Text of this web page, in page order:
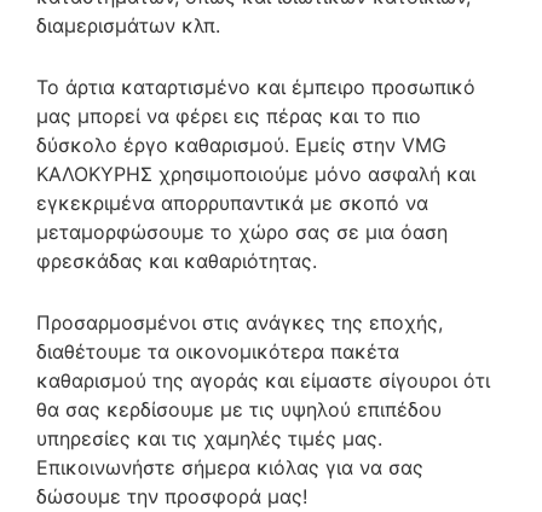
διαμερισμάτων κλπ.​
Το άρτια καταρτισμένο και έμπειρο προσωπικό
μας μπορεί να φέρει εις πέρας και το πιο
δύσκολο έργο καθαρισμού. Εμείς στην VMG
ΚΑΛΟΚΥΡΗΣ χρησιμοποιούμε μόνο ασφαλή και
εγκεκριμένα απορρυπαντικά με σκοπό να
μεταμορφώσουμε το χώρο σας σε μια όαση
φρεσκάδας και καθαριότητας.
Προσαρμοσμένοι στις ανάγκες της εποχής,
διαθέτουμε τα οικονομικότερα πακέτα
καθαρισμού της αγοράς και είμαστε σίγουροι ότι
θα σας κερδίσουμε με τις υψηλού επιπέδου
υπηρεσίες και τις χαμηλές τιμές μας.
Επικοινωνήστε σήμερα κιόλας για να σας
δώσουμε την προσφορά μας!